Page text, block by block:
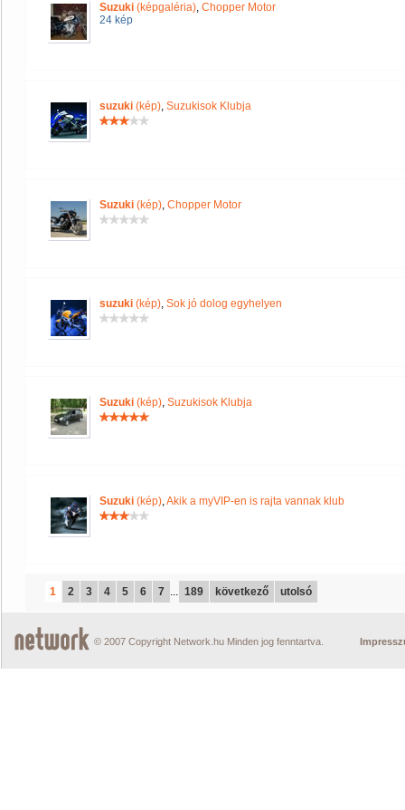
Suzuki (képgaléria), Chopper Motor
24 kép
suzuki (kép), Suzukisok Klubja
Suzuki (kép), Chopper Motor
suzuki (kép), Sok jó dolog egyhelyen
Suzuki (kép), Suzukisok Klubja
Suzuki (kép),Akik a myVIP-en is rajta vannak klub
1 2 3 4 5 6 7 ... 189 következő utolsó
© 2007 Copyright Network.hu Minden jog fenntartva.